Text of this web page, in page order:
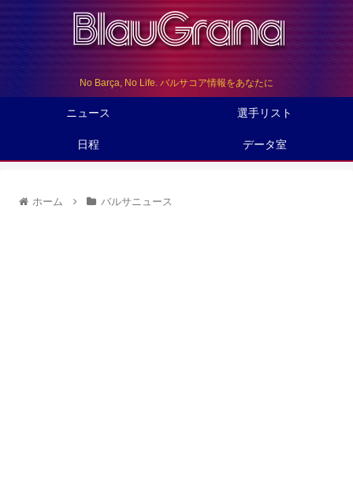
No Barça, No Life. バルサコア情報をあなたに
ニュース 選手リスト
日程 データ室
ホーム バルサニュース